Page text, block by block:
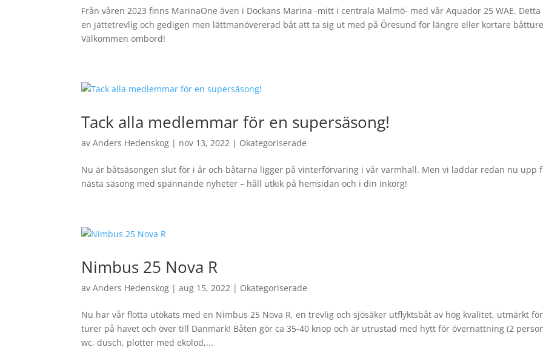
Från våren 2023 finns MarinaOne även i Dockans Marina -mitt i centrala Malmö- med vår Aquador 25 WAE.
en jättetrevlig och gedigen men lättmanövererad båt att ta sig ut med på Öresund för längre eller kortare
Välkommen ombord!
Tack alla medlemmar för en supersäsong!
avAnders Hedenskog | nov 13, 2022 | Okategoriserade
Nu är båtsäsongen slut för i år och båtarna ligger på vinterförvaring i vår varmhall. Men vi laddar redan nu upp
nästa säsong med spännande nyheter – håll utkik på hemsidan och i din inkorg!
Nimbus 25 Nova R
avAnders Hedenskog |aug 15, 2022 | Okategoriserade
Nu har vår flotta utökats med en Nimbus 25 Nova R, en trevlig och sjösäker utflyktsbåt av hög kvalitet, utmärkt för
turer på havet och över till Danmark! Båten gör ca 35-40 knop och är utrustad med hytt för övernattning (2
wc, dusch, plotter med ekolod,...